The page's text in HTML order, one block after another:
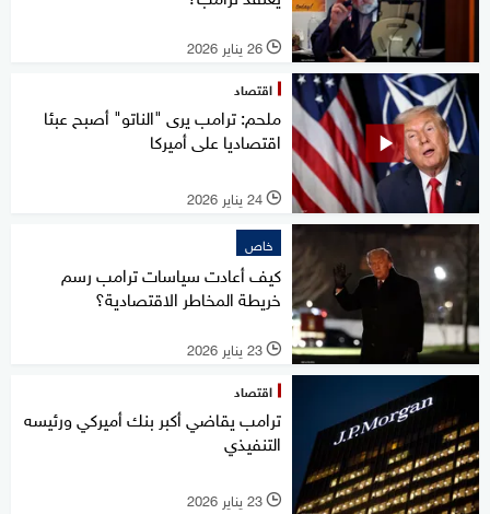
l 26 يناير 2026
اقتصاد
ملحم: ترامب يرى "الناتو" أصبح عبئا
اقتصاديا على أميركا
l 24 يناير 2026
خاص
كيف أعادت سياسات ترامب رسم
خريطة المخاطر الاقتصادية؟
l 23 يناير 2026
اقتصاد
ترامب يقاضي أكبر بنك أميركي ورئيسه
التنفيذي
l 23 يناير 2026